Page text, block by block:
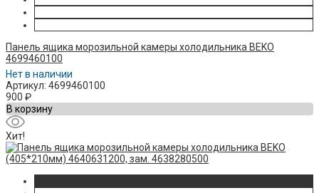
Панель ящика морозильной камеры холодильника BEKO
4699460100
Нет в наличии
Артикул: 4699460100
900 ₽
В корзину
Хит!